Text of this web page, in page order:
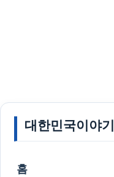
대한민국이야기
홈